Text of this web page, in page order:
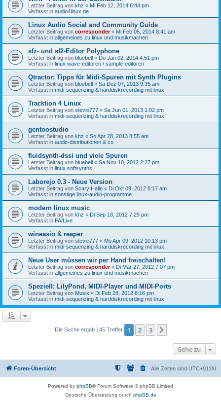
Letzter Beitrag von khz « Mi Feb 12, 2014 6:44 pm
Verfasst in audio4linux.de
Linux Audio Social and Community Guide
Letzter Beitrag von corresponder« Mi Feb 05, 2014 8:41 am
Verfasst in allgemeines zu linux und musikmachen
sfz- und sf2-Editor Polyphone
Letzter Beitrag von bluebell « Do Jan 02, 2014 4:51 pm
Verfasst in linux wave-editoren / sample-editoren
Qtractor: Tipps für Midi-Spuren mit Synth Plugins
Letzter Beitrag von bluebell « Sa Dez 07, 2013 9:35 am
Verfasst in midi-sequenzing & harddiskrecording mit linux
Tracktion 4 Linux
Letzter Beitrag von stevie777 « Sa Jun 01, 2013 1:02 pm
Verfasst in midi-sequenzing & harddiskrecording mit linux
gentoostudio
Letzter Beitrag von khz « So Apr 28, 2013 8:55 am
Verfasst in audio-distributionen & co
fluidsynth-dssi und viele Spuren
Letzter Beitrag von bluebell « Sa Nov 10, 2012 2:27 pm
Verfasst in linux softsynths
Laborejo 0.3 - Neue Version
Letzter Beitrag von Scary Hallo « Di Okt 09, 2012 8:17 am
Verfasst in sonstige linux-audio-programme
modern linux music
Letzter Beitrag von khz « Di Sep 18, 2012 7:29 pm
Verfasst in PA/Live
wineasio & reaper
Letzter Beitrag von stevie777 « Mo Apr 09, 2012 10:13 pm
Verfasst in midi-sequenzing & harddiskrecording mit linux
Neue User müssen wir per Hand freischalten!
Letzter Beitrag von corresponder« Di Mär 27, 2012 7:07 pm
Verfasst in allgemeines zu linux und musikmachen
Speziell: LilyPond, MIDI-Player und MIDI-Ports
Letzter Beitrag von Musix « Di Feb 28, 2012 8:16 pm
Verfasst in midi-sequenzing & harddiskrecording mit linux
Die Suche ergab 145 Treffer 1 2 3
Gehe zu
Foren-Übersicht Alle Zeiten sind UTC+01:00
Powered by phpBB® Forum Software © phpBB Limited
Deutsche Übersetzung durch phpBB.de